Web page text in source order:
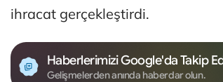
ihracat gerçekleştirdi.
Haberlerimizi Google'da Takip
Gelişmelerden anında haberdar olun.